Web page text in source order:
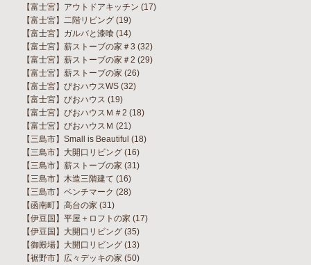
【富士宮】アウトドアキッチン (17)
【富士宮】二階リビング (19)
【富士宮】ガルバと漆喰 (14)
【富士宮】薪ストーブの家＃3 (32)
【富士宮】薪ストーブの家＃2 (29)
【富士宮】薪ストーブの家 (26)
【富士宮】びおハウスWS (32)
【富士宮】びおハウス (19)
【富士宮】びおハウスＭ＃2 (18)
【富士宮】びおハウスＭ (21)
【三島市】Small is Beautiful (18)
【三島市】大開口リビング (16)
【三島市】薪ストーブの家 (31)
【三島市】木造三階建て (16)
【三島市】ベンチマーク (28)
【函南町】高台の家 (31)
【伊豆国】平屋＋ロフトの家 (17)
【伊豆国】大開口リビング (35)
【御殿場】大開口リビング (13)
【裾野市】広々デッキの家 (50)